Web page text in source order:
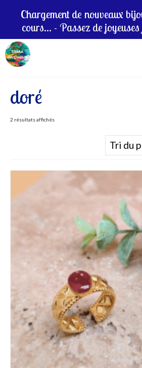
doré
2 résultats affichésTrié
Chargement de nouveaux
cours... - Passez de joyeuses